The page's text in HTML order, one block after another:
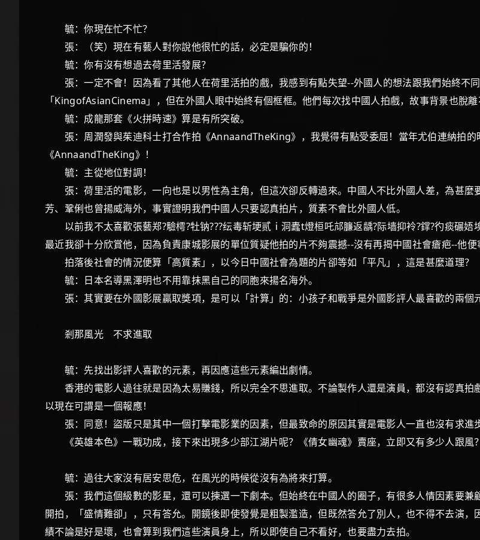
毓：你現在忙不忙？
張：（笑）現在有藝人對你說他很忙的話，必定是騙你的！
毓：你有沒有想過去荷里活發展？
張：一定不會！因為看了其他人在荷里活拍的戲，我感到有點失望--外國人的想法跟我們始終不
「KingofAsianCinema」，但在外國人眼中始終有個框框。他們每次找中國人拍戲，故事背景也脫
毓：成龍那套《火拼時速》算是有所突破。
張：周潤發與茱迪科士打合作拍《AnnaandTheKing》，我覺得有點受委屈！當年尤伯連納拍
《AnnaandTheKing》！
毓：主從地位對調！
張：荷里活的電影，一向也是以男性為主角，但這次卻反轉過來。中國人不比外國人差，為甚麼
芳、鞏俐也曾揚威海外，事實證明我們中國人只要認真拍片，質素不會比外國人低。
以前我不太喜歡張藝郑?驗樗?牡钠???纭毒斩埂贰ⅰ洞蠹t燈桓吒邟臁返龋?际墙抑袊?鐣?彴痰碾娪
最近我卻十分欣賞他，因為負責康城影展的單位質疑他拍的片不夠震撼--沒有再揭中國社會瘡疤--他
拍落後社會的情況便算「高質素」，以今日中國社會為題的片卻等如「平凡」，這是甚麼道理？
毓：日本名導黑澤明也不用靠抹黑自己的同胞來揚名海外。
張：其實要在外國影展贏取獎項，是可以「計算」的：小孩子和戰爭是外國影評人最喜歡的兩個
剎那風光 不求進取
毓：先找出影評人喜歡的元素，再因應這些元素編出劇情。
香港的電影人過往就是因為太易賺錢，所以完全不思進取。不論製作人還是演員，都沒有認真拍
以現在可謂是一個報應！
張：同意！盜版只是其中一個打擊電影業的因素，但最致命的原因其實是電影人一直也沒有求
《英雄本色》一戰功成，接下來出現多少部江湖片呢？《倩女幽魂》賣座，立即又有多少人跟風
毓：過往大家沒有居安思危，在風光的時候從沒有為將來打算。
張：我們這個級數的影星，還可以揀選一下劇本。但始終在中國人的圈子，有很多人情因素要兼
開拍，「盛情難卻」，只有答允。開鏡後即使發覺是粗製濫造，但既然答允了別人，也不得不去演
績不論是好是壞，也會算到我們這些演員身上，所以即使自己不看好，也要盡力去拍。